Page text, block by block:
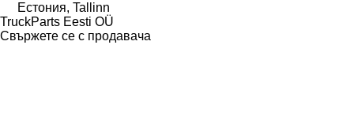
Естония, Tallinn
TruckParts Eesti OÜ
Свържете се с продавача